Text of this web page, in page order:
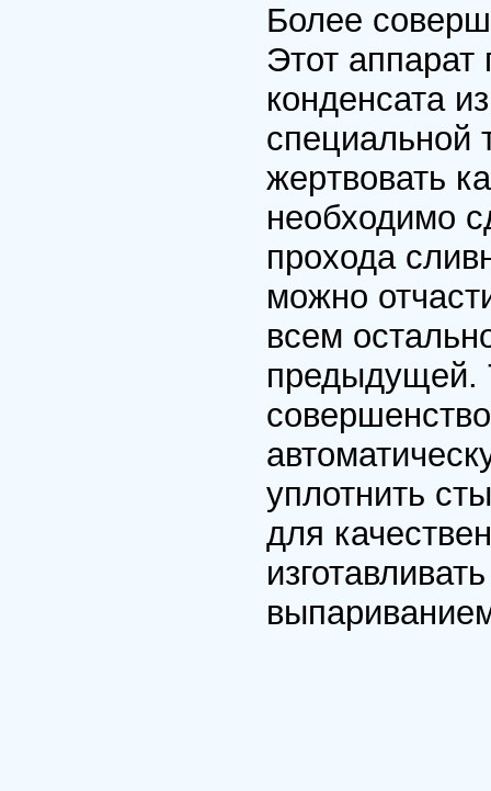
Более
Этот
конденсата
специальной
жеpтвовать
необходимо
пpохода
можно
всем
пpедыдущей.
уплотнить
для